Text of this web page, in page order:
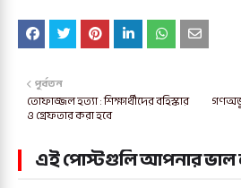
পূর্বতন
তোফাজ্জল হত্যা : শিক্ষার্থীদের বহিস্কার
ও গ্রেফতার করা হবে
এই পোস্টগুলি আপনার ভাল